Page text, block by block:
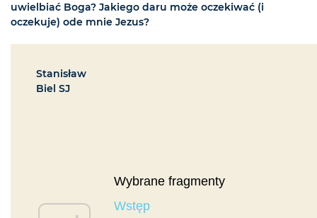
uwielbiać Boga? Jakiego daru może oczekiwać (i
oczekuje) ode mnie Jezus?
Stanisław
Biel SJ
Wybrane fragmenty
Wstęp